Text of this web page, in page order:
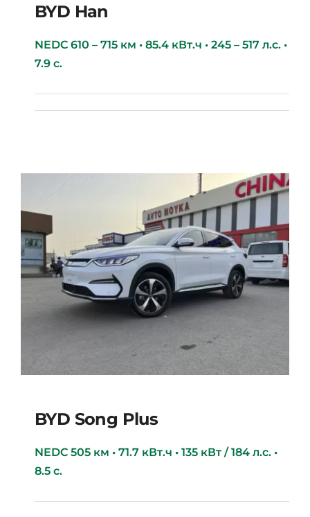
BYD Han
NEDC 610 – 715 км • 85.4 кВт.ч • 245 – 517 л.с. •
7.9 с.
BYD Song Plus
NEDC 505 км • 71.7 кВт.ч • 135 кВт / 184 л.с. •
8.5 с.